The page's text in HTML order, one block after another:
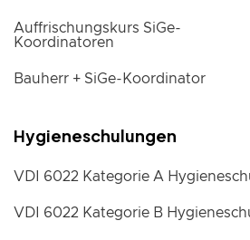
Auffrischungskurs SiGe-
Koordinatoren
Bauherr + SiGe-Koordinator
Hygieneschulungen
VDI 6022 Kategorie A
VDI 6022 Kategorie B